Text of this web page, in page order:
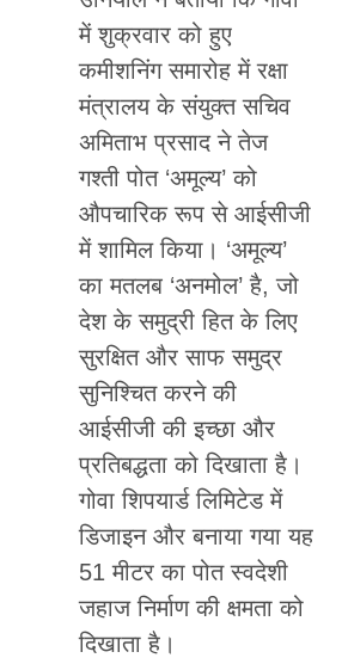
में शुक्रवार को हुए
कमीशनिंग समारोह में रक्षा
मंत्रालय के संयुक्त सचिव
अमिताभ प्रसाद ने तेज
गश्ती पोत ‘अमूल्य’ को
औपचारिक रूप से आईसीजी
में शामिल किया। ‘अमूल्य’
का मतलब ‘अनमोल’ है, जो
देश के समुद्री हित के लिए
सुरक्षित और साफ समुद्र
सुनिश्चित करने की
आईसीजी की इच्छा और
प्रतिबद्धता को दिखाता है।
गोवा शिपयार्ड लिमिटेड में
डिजाइन और बनाया गया यह
51 मीटर का पोत स्वदेशी
जहाज निर्माण की क्षमता को
दिखाता है।